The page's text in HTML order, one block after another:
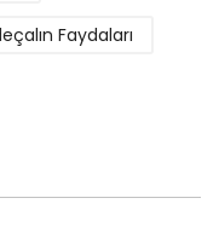
Faydaları